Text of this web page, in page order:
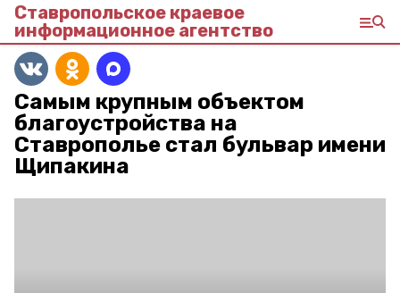
Ставропольское краевое
информационное агентство
Самым крупным объектом
благоустройства на
Ставрополье стал бульвар имени
Щипакина